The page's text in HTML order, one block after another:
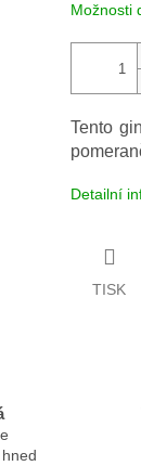
Možnosti
Tento
Detailní
TISK